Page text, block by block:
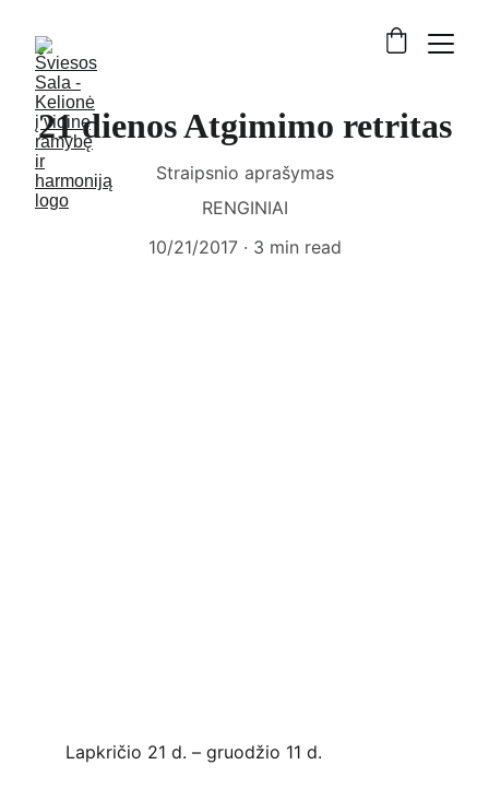
21 dienos Atgimimo retritas
Straipsnio aprašymas
RENGINIAI
10/21/2017
3 min read
Lapkričio 21 d. – gruodžio 11 d.